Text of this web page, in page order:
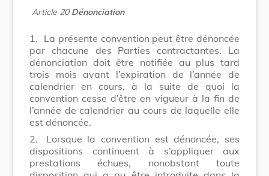
Article 20 Dénonciation
1. La présente convention peut être dénoncée
par chacune des Parties contractantes. La
dénonciation doit être notifiée au plus tard
trois mois avant l’expiration de l’année de
calendrier en cours, à la suite de quoi la
convention cesse d’être en vigueur à la fin de
l’année de calendrier au cours de laquelle elle
est dénoncée.
2.
Lorsque la convention est dénoncée, ses
dispositions continuent à s’appliquer aux
prestations échues, nonobstant toute